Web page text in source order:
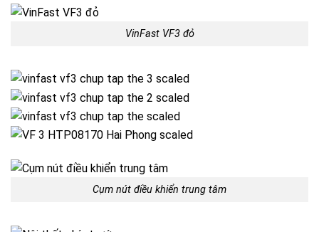
VinFast VF3 đỏ
Cụm nút điều khiển trung tâm